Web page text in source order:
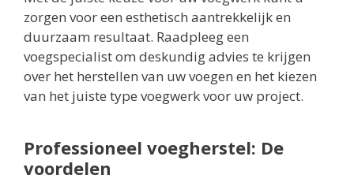
zorgen voor een esthetisch aantrekkelijk en
duurzaam resultaat. Raadpleeg een
voegspecialist om deskundig advies te krijgen
over het herstellen van uw voegen en het kiezen
van het juiste type voegwerk voor uw project.
Professioneel voegherstel: De
voordelen